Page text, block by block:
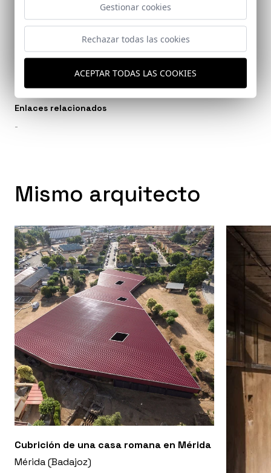
Visedo Manzanares, Fernando
Enlaces relacionados
-
Mismo arquitecto
Cubrición de una casa romana en Mérida
Mérida (Badajoz)
Gestionar cookies
Rechazar todas las cookies
ACEPTAR TODAS LAS COOKIES